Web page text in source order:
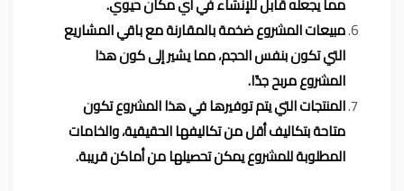
مبيعات المشروع ضخمة بالمقارنة مع باقي المشاريع
التي تكون بنفس الحجم، مما يشير إلى كون هذا
المشروع مربح جدًا.
المنتجات التي يتم توفيرها في هذا المشروع تكون
متاحة بتكاليف أقل من تكاليفها الحقيقية، والخامات
المطلوبة للمشروع يمكن تحصيلها من أماكن قريبة.